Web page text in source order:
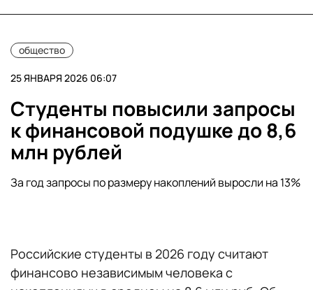
общество
25 ЯНВАРЯ 2026 06:07
Студенты повысили запросы
к финансовой подушке до 8,6
млн рублей
За год запросы по размеру накоплений выросли на 13%
Российские студенты в 2026 году считают
финансово независимым человека с